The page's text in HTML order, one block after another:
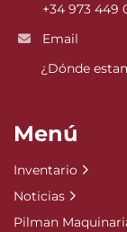
+34 973 449
Email
¿Dónde
Menú
Inventario
Noticias
Pilman